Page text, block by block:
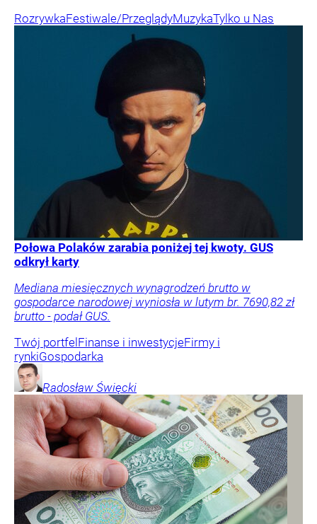
RozrywkaFestiwale/PrzeglądyMuzykaTylko u Nas
Połowa Polaków zarabia poniżej tej kwoty. GUS
odkrył karty
Mediana miesięcznych wynagrodzeń brutto w
gospodarce narodowej wyniosła w lutym br. 7690,82 zł
brutto - podał GUS.
Twój portfelFinanse i inwestycjeFirmy i
rynkiGospodarka
Radosław Święcki